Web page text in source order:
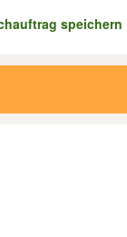
speichern